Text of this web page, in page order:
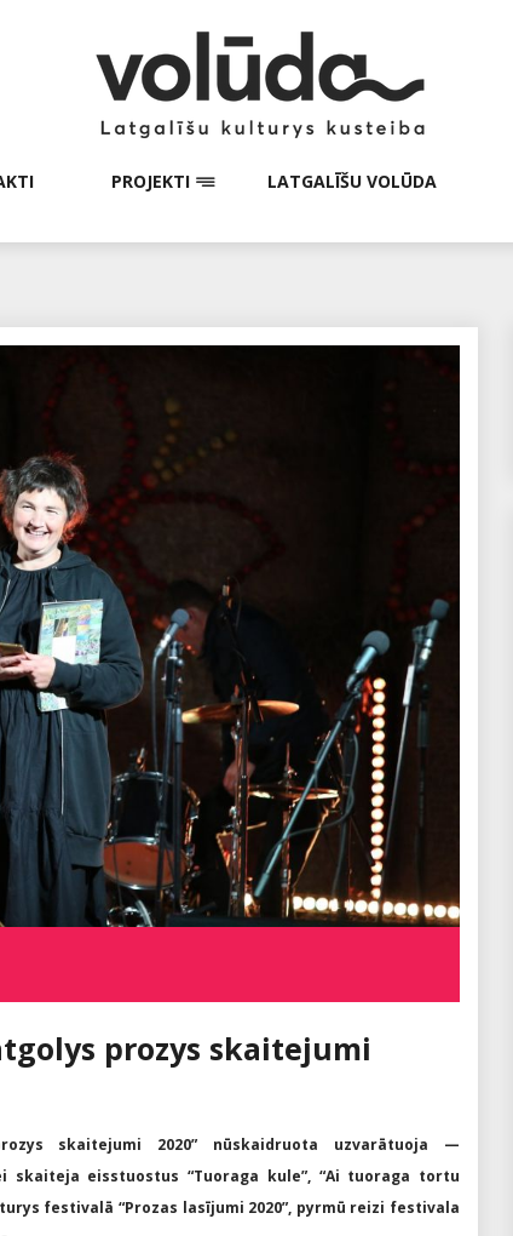
PROJEKTI LATGALĪŠU VOLŪDA
prozys skaitejumi
skaitejumi 2020” nūskaidruota uzvarātuoja —
skaiteja eisstuostus “Tuoraga kule”, “Ai tuoraga tortu
festivalā “Prozas lasījumi 2020”, pyrmū reizi festivala